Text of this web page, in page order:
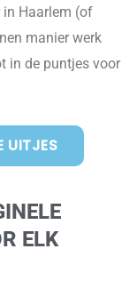
Haarlem (of
manier werk
in de puntjes voor
UITJES
ELK